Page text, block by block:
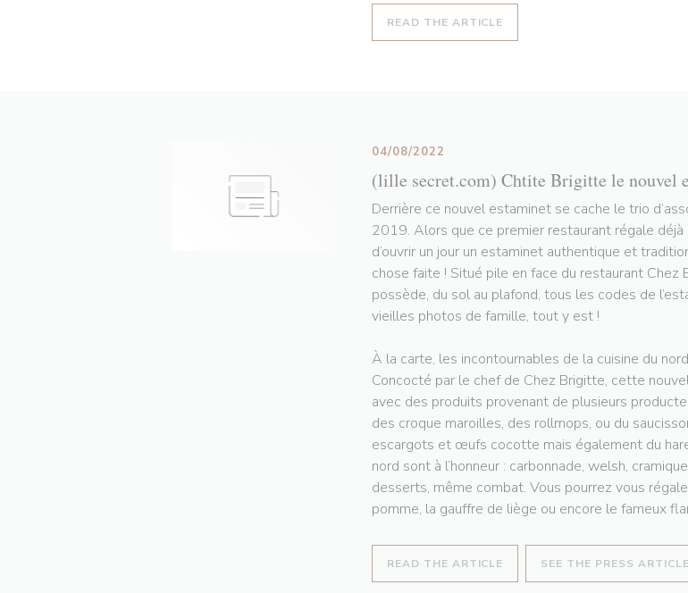
READ THE ARTICLE
(lille secret.com) Chtite Brigitte le nouvel
04/08/2022
Derrière ce nouvel estaminet se cache le trio
2019. Alors que ce premier restaurant régale
d’ouvrir un jour un estaminet authentique et
chose faite ! Situé pile en face du restaurant
possède, du sol au plafond, tous les codes de
vieilles photos de famille, tout y est !
À la carte, les incontournables de la cuisine du nord
Concocté par le chef de Chez Brigitte, cette
avec des produits provenant de plusieurs
des croque maroilles, des rollmops, ou du
escargots et œufs cocotte mais également du
nord sont à l’honneur : carbonnade, welsh,
desserts, même combat. Vous pourrez vous
pomme, la gauffre de liège ou encore le fameux
READ THE ARTICLE ((OPENS IN A NEW WINDOW))
SEE THE PRESS ARTICLE